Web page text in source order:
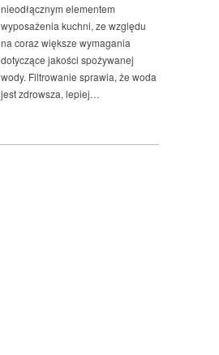
nieodłącznym elementem
wyposażenia kuchni, ze względu
na coraz większe wymagania
dotyczące jakości spożywanej
wody. Filtrowanie sprawia, że woda
jest zdrowsza, lepiej…